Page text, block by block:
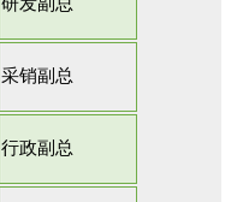
研发副总
采销副总
行政副总